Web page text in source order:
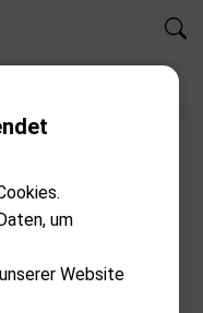
um
Website